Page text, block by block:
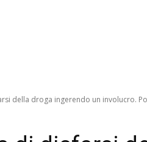
della droga ingerendo un involucro.